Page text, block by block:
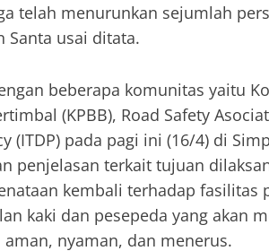
telah menurunkan sejumlah
Santa usai ditata.
beberapa komunitas yaitu
(KPBB), Road Safety
pada pagi ini (16/4) di
penjelasan terkait tujuan
kembali terhadap fasilitas
kaki dan pesepeda yang akan
nyaman, dan menerus.